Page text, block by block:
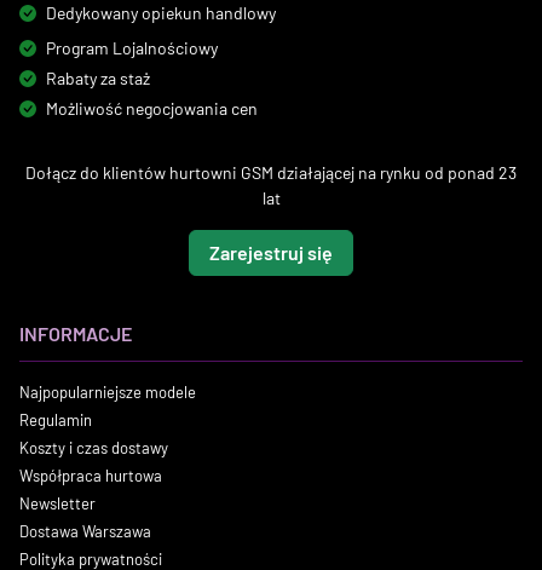
Dedykowany opiekun handlowy
Program Lojalnościowy
Rabaty za staż
Możliwość negocjowania cen
Dołącz do klientów hurtowni GSM działającej na rynku od ponad 23
lat
Zarejestruj się
INFORMACJE
Najpopularniejsze modele
Regulamin
Koszty i czas dostawy
Współpraca hurtowa
Newsletter
Dostawa Warszawa
Polityka prywatności